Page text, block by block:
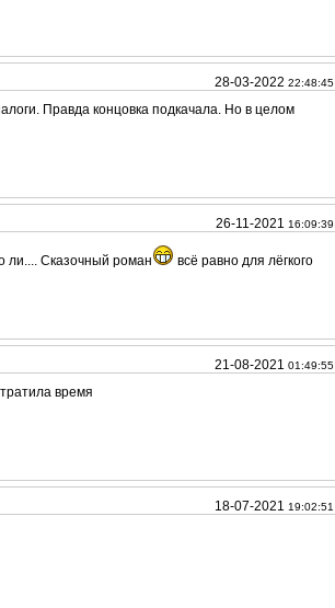
28-03-2022 22:48:45
Правда концовка подкачала. Но в целом
26-11-2021 16:09:39
ли.... Сказочный роман
всё равно для лёгкого
21-08-2021 01:49:55
время
18-07-2021 19:02:51